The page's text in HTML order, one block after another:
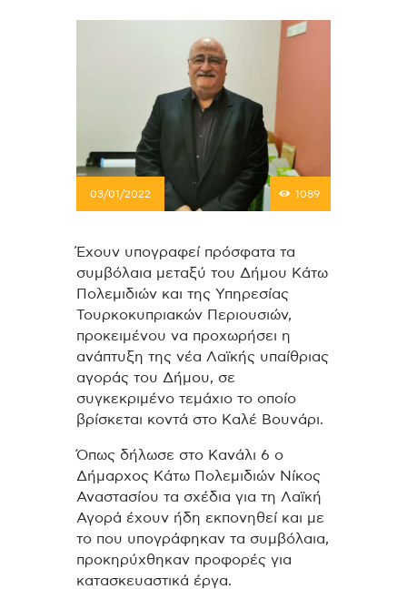
03/01/2022 1089
Έχουν υπογραφεί πρόσφατα τα
συμβόλαια μεταξύ του Δήμου Κάτω
Πολεμιδιών και της Υπηρεσίας
Τουρκοκυπριακών Περιουσιών,
προκειμένου να προχωρήσει η
ανάπτυξη της νέα Λαϊκής υπαίθριας
αγοράς του Δήμου, σε
συγκεκριμένο τεμάχιο το οποίο
βρίσκεται κοντά στο Καλέ Βουνάρι.
Όπως δήλωσε στο Κανάλι 6 ο
Δήμαρχος Κάτω Πολεμιδιών Νίκος
Αναστασίου τα σχέδια για τη Λαϊκή
Αγορά έχουν ήδη εκπονηθεί και με
το που υπογράφηκαν τα συμβόλαια,
προκηρύχθηκαν προφορές για
κατασκευαστικά έργα.